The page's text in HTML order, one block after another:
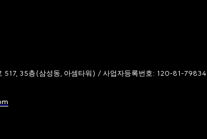
517, 35층(삼성동, 아셈타워) / 사업자등록번호: 120-81-79834